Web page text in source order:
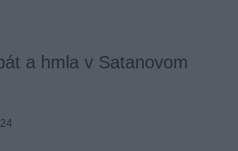
a hmla v Satanovom